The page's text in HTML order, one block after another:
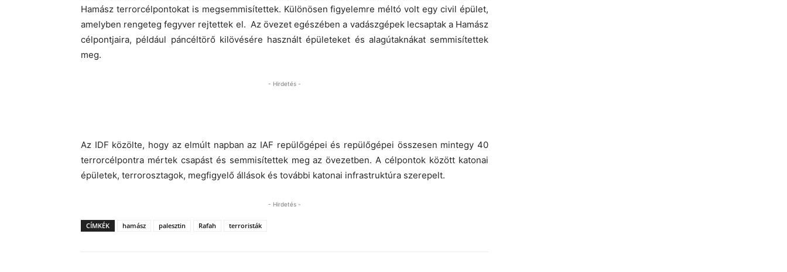
Hamász terrorcélpontokat is megsemmisítettek. Különösen figyelemre méltó volt egy civil épület,
amelyben rengeteg fegyver rejtettek el. Az övezet egészében a vadászgépek lecsaptak a Hamász
célpontjaira, például páncéltörő kilövésére használt épületeket és alagútaknákat semmisítettek
meg.
- Hirdetés -
Az IDF közölte, hogy az elmúlt napban az IAF repülőgépei és repülőgépei összesen mintegy 40
terrorcélpontra mértek csapást és semmisítettek meg az övezetben. A célpontok között katonai
épületek, terrorosztagok, megfigyelő állások és további katonai infrastruktúra szerepelt.
- Hirdetés -
CÍMKÉK hamász palesztin Rafah terroristák